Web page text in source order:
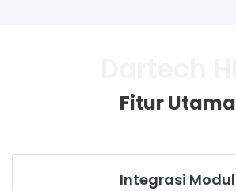
Fitur Utama
Integrasi Modul